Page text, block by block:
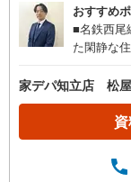
に
存
す
おすすめ
■名鉄西
た閑静な
たり良好
校…徒歩
販売 の
業中！三
のご希望
家デパ知立店 松